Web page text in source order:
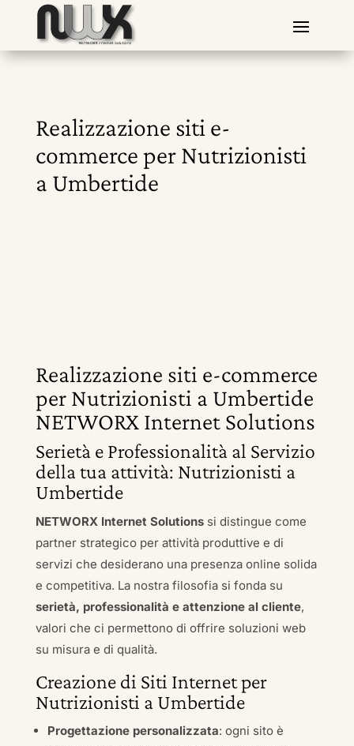
Realizzazione siti e-
commerce per Nutrizionisti
a Umbertide
Realizzazione siti e-commerce
per Nutrizionisti a Umbertide
NETWORX Internet Solutions
Serietà e Professionalità al Servizio
della tua attività: Nutrizionisti a
Umbertide
NETWORX Internet Solutionssi distingue come
partner strategico per attività produttive e di
servizi che desiderano una presenza online solida
e competitiva. La nostra filosofia si fonda su
serietà, professionalità e attenzione al cliente,
valori che ci permettono di offrire soluzioni web
su misura e di qualità.
Creazione di Siti Internet per
Nutrizionisti a Umbertide
Progettazione personalizzata: ogni sito è